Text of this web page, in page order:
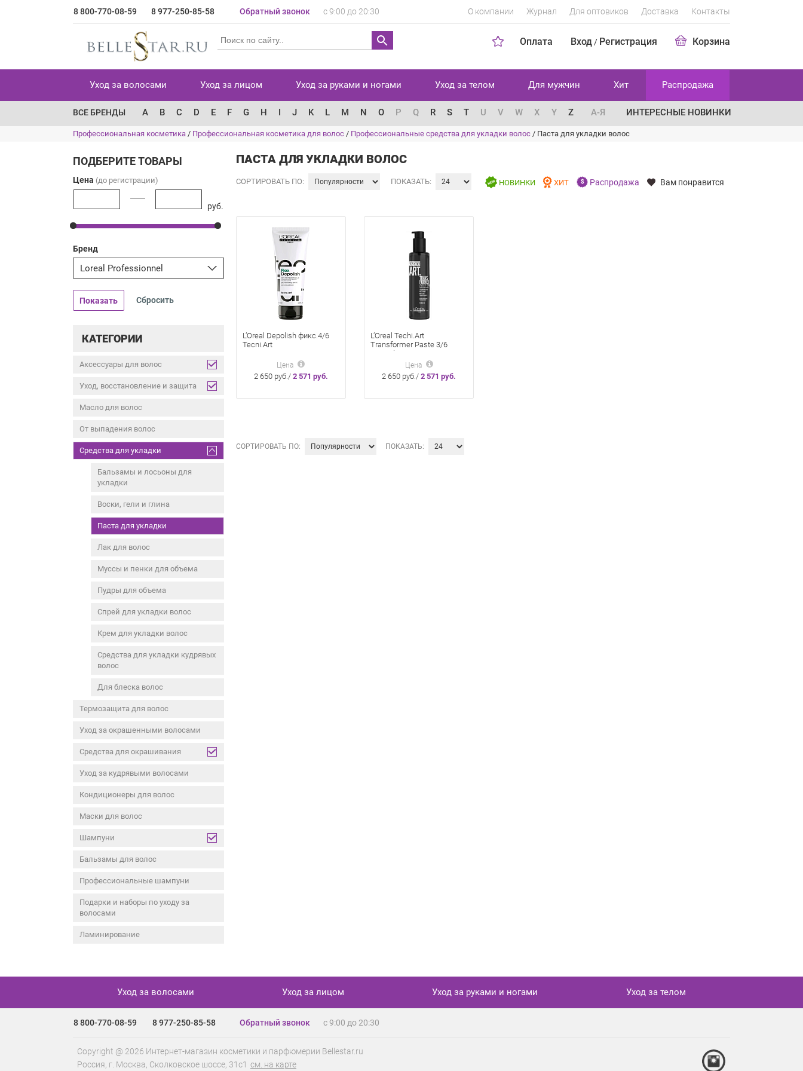
8 800-770-08-59 8 977-250-85-58 Обратный звонок с 9:00 до 20:30 О компании Журнал Для оптовиков Доставка Контакты
Оплата Вход / Регистрация Корзина
Уход за волосами Уход за лицом Уход за руками и ногами Уход за телом Для мужчин Хит Распродажа
ВСЕ БРЕНДЫ A B C D E F G H I J K L M N O P Q R S T U V W X Y Z А-Я ИНТЕРЕСНЫЕ НОВИНКИ
Профессиональная косметика / Профессиональная косметика для волос / Профессиональные средства для укладки волос / Паста для укладки волос
ПОДБЕРИТЕ ТОВАРЫ
Цена (до регистрации)
руб.
Бренд
Loreal Professionnel
Показать
КАТЕГОРИИ
Аксессуары для волос
Уход, восстановление и защита
Масло для волос
От выпадения волос
Средства для укладки
Бальзамы и лосьоны для
укладки
Воски, гели и глина
Паста для укладки
Лак для волос
Муссы и пенки для объема
Пудры для объема
Спрей для укладки волос
Крем для укладки волос
Средства для укладки кудрявых
волос
Для блеска волос
Термозащита для волос
Уход за окрашенными волосами
Средства для окрашивания
Уход за кудрявыми волосами
Кондиционеры для волос
Маски для волос
Шампуни
Бальзамы для волос
Профессиональные шампуни
Подарки и наборы по уходу за
волосами
Ламинирование
ПАСТА ДЛЯ УКЛАДКИ ВОЛОС
СОРТИРОВАТЬ ПО: ПОКАЗАТЬ: НОВИНКИ ХИТ Распродажа Вам понравится
L’Oreal Depolish фикс.4/6
Tecni.Art
100 мл для создания
эффекта небрежной
укладки
Цена
2 650 руб./ 2 571 руб.
L’Oreal Techi.Art
Transformer Paste 3/6
Трансформер-паста 150
мл для волос
Цена
2 650 руб./2 571 руб.
СОРТИРОВАТЬ ПО: ПОКАЗАТЬ:
Уход за волосами Уход за лицом Уход за руками и ногами Уход за телом
8 800-770-08-59 8 977-250-85-58 Обратный звонок с 9:00 до 20:30
Copyright @ 2026 Интернет-магазин косметики и парфюмерии Bellestar.ru
Россия, г. Москва Сколковское шоссе, 31с1 см. на карте